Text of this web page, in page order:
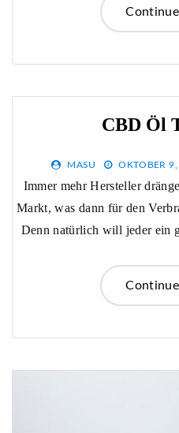
CBD Öl
MASU OKTOBER
Immer mehr Hersteller drängen mit ihrem CBD Öl auf den
Markt, was dann für den
Denn natürlich will jeder ein